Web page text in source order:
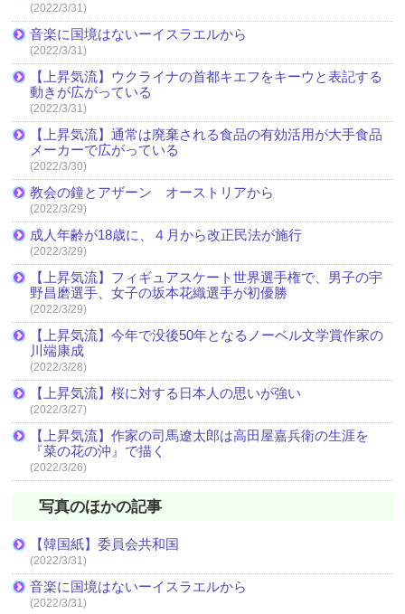
(2022/3/31)
音楽に国境はないーイスラエルから
(2022/3/31)
【上昇気流】ウクライナの首都キエフをキーウと表記する
動きが広がっている
(2022/3/31)
【上昇気流】通常は廃棄される食品の有効活用が大手食品
メーカーで広がっている
(2022/3/30)
教会の鐘とアザーン オーストリアから
(2022/3/29)
成人年齢が18歳に、４月から改正民法が施行
(2022/3/29)
【上昇気流】フィギュアスケート世界選手権で、男子の宇
野昌磨選手、女子の坂本花織選手が初優勝
(2022/3/29)
【上昇気流】今年で没後50年となるノーベル文学賞作家の
川端康成
(2022/3/28)
【上昇気流】桜に対する日本人の思いが強い
(2022/3/27)
【上昇気流】作家の司馬遼太郎は高田屋嘉兵衛の生涯を
『菜の花の沖』で描く
(2022/3/26)
写真のほかの記事
【韓国紙】委員会共和国
(2022/3/31)
音楽に国境はないーイスラエルから
(2022/3/31)